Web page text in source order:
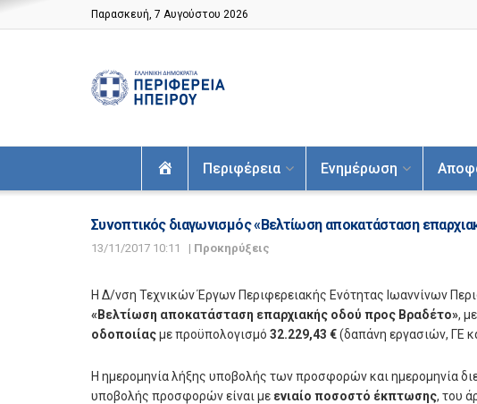
Παρασκευή, 7 Αυγούστου 2026
ΑρχικήΠεριφέρεια Ενημέρωση
Συνοπτικός διαγωνισμός «Βελτίωση αποκατάσταση
13/11/2017 10:11 | Προκηρύξεις
Η Δ/νση Τεχνικών Έργων Περιφερειακής Ενότητας Ιωαννίνων
«Βελτίωση αποκατάσταση επαρχιακής οδού προς Βραδέτο»,
οδοποιίαςμε προϋπολογισμό 32.229,43 €(δαπάνη εργασιών, ΓΕ
Η ημερομηνία λήξης υποβολής των προσφορών και ημερομηνία
υποβολής προσφορών είναι με ενιαίο ποσοστό έκπτωσης, του